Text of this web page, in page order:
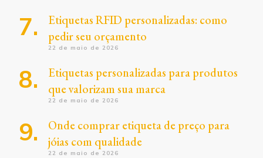
Etiquetas RFID personalizadas: como
pedir seu orçamento
22 de maio de 2026
Etiquetas personalizadas para produtos
que valorizam sua marca
22 de maio de 2026
Onde comprar etiqueta de preço para
jóias com qualidade
22 de maio de 2026